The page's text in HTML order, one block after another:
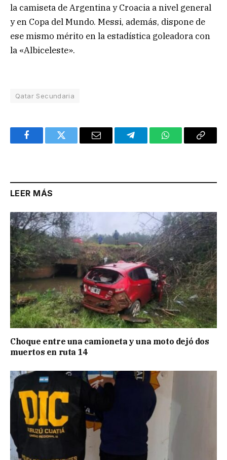
la camiseta de Argentina y Croacia a nivel general
y en Copa del Mundo. Messi, además, dispone de
ese mismo mérito en la estadística goleadora con
la «Albiceleste».
Qatar Secundaria
FacebookTwitter Email TelegramWhatsAppCopy
LEER MÁS
Choque entre una camioneta y una moto dejó dos
muertos en ruta 14